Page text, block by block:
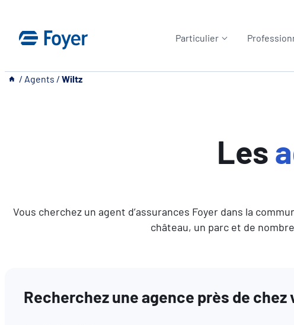
contenu
Particulier
__ / Agents / Wiltz
Les
Vous cherchez un agent d’assurances Foyer dans la
château, un parc et de
Recherchez une agence près de chez